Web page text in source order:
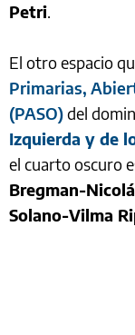
Petri.
El otro espacio
Primarias,
(PASO)del
Izquierda y de
el cuarto oscuro
Bregman-
Solano-Vilma